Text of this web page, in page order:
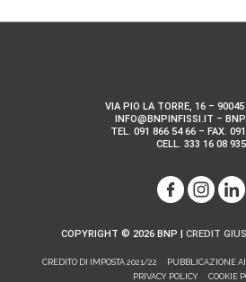
VIA PIO LA TORRE, 16 –
INFO@BNPINFISSI.IT –
TEL. 091 866 54 66 – FAX.
CELL. 333 16 08 935
COPYRIGHT © 2026 BNP CREDIT
CREDITO DI IMPOSTA 2021/22
PUBBLICAZIONE
PRIVACY POLICY
COOKIE